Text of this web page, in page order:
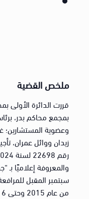
ملخص القضية
قررت الدائرة الأولى
بمجمع محاكم بدر،
وعضوية
سبتمبر المقبل